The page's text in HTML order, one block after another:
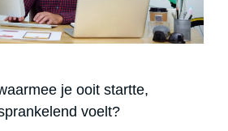
je ooit startte,
voelt?